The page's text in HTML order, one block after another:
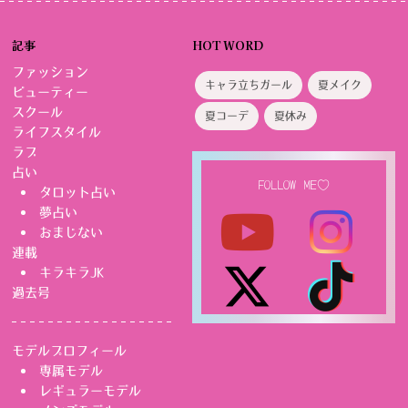
記事
ファッション
ビューティー
スクール
ライフスタイル
ラブ
占い
タロット占い
夢占い
おまじない
連載
キラキラJK
過去号
モデルプロフィール
専属モデル
レギュラーモデル
HOT WORD
キャラ立ちガール 夏メイク
夏コーデ 夏休み
FOLLOW ME♡